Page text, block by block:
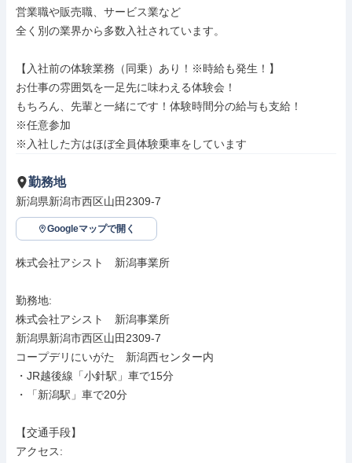
営業職や販売職、サービス業など
全く別の業界から多数入社されています。
【入社前の体験業務（同乗）あり！※時給も発生！】
お仕事の雰囲気を一足先に味わえる体験会！
もちろん、先輩と一緒にです！体験時間分の給与も支給！
※任意参加
※入社した方はほぼ全員体験乗車をしています
勤務地
新潟県新潟市西区山田2309-7
Googleマップで開く
株式会社アシスト　新潟事業所
勤務地:
株式会社アシスト　新潟事業所
新潟県新潟市西区山田2309-7
コープデリにいがた　新潟西センター内
・JR越後線「小針駅」車で15分
・「新潟駅」車で20分
【交通手段】
アクセス: